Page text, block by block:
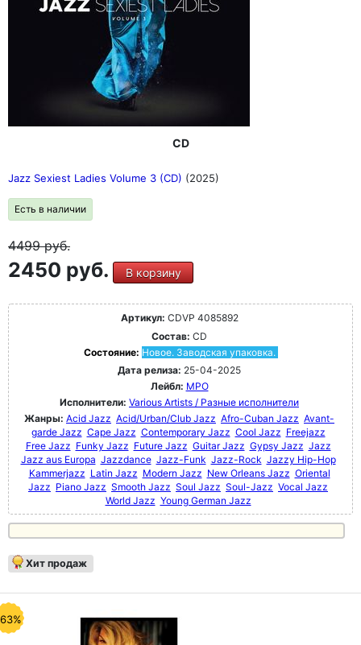
CD
Jazz Sexiest Ladies Volume 3 (CD) (2025)
Есть в наличии
4499руб.
2450 руб. В корзину
Артикул: CDVP 4085892
Состав: CD
Состояние: Новое. Заводская упаковка.
Дата релиза: 25-04-2025
Лейбл: MPO
Исполнители: Various Artists / Разные исполнители
Жанры: Acid Jazz Acid/Urban/Club Jazz Afro-Cuban Jazz Avant-
garde Jazz Cape Jazz Contemporary Jazz Cool Jazz Freejazz
Free Jazz Funky Jazz Future Jazz Guitar Jazz Gypsy Jazz Jazz
Jazz aus Europa Jazzdance Jazz-Funk Jazz-Rock Jazzy Hip-Hop
Kammerjazz Latin Jazz Modern Jazz New Orleans Jazz Oriental
Jazz Piano Jazz Smooth Jazz Soul Jazz Soul-Jazz Vocal Jazz
World Jazz Young German Jazz
Хит продаж